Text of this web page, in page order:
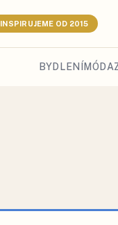
INSPIRUJEME OD 2015
BYDLENÍ MÓDA